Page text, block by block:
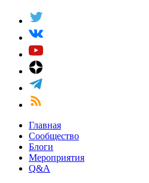
Главная
Сообщество
Блоги
Мероприятия
Q&A